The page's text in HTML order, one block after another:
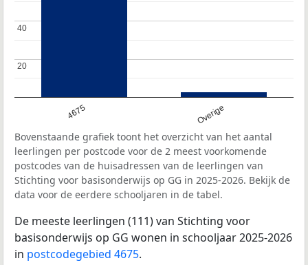
4675 Overige
20
20
40
40
Bovenstaande grafiek toont het overzicht van het aantal
leerlingen per postcode voor de 2 meest voorkomende
postcodes van de huisadressen van de leerlingen van
Stichting voor basisonderwijs op GG in 2025-2026. Bekijk de
data voor de eerdere schooljaren in de tabel.
De meeste leerlingen (111) van Stichting voor
basisonderwijs op GG wonen in schooljaar 2025-2026
in postcodegebied 4675.